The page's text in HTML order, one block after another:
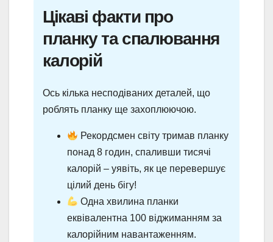
Цікаві факти про
планку та спалювання
калорій
Ось кілька несподіваних деталей, що
роблять планку ще захоплюючою.
Рекордсмен світу тримав планку
понад 8 годин, спаливши тисячі
калорій – уявіть, як це перевершує
цілий день бігу!
Одна хвилина планки
еквівалентна 100 віджиманням за
калорійним навантаженням.